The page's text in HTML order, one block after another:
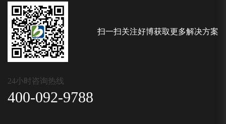
扫一扫关注好博获取更多解决方案
24小时咨询热线
400-092-9788